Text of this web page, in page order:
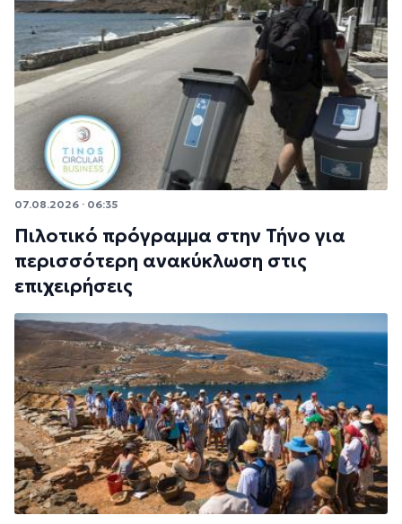
07.08.2026 · 06:35
Πιλοτικό πρόγραμμα στην Τήνο για
περισσότερη ανακύκλωση στις
επιχειρήσεις